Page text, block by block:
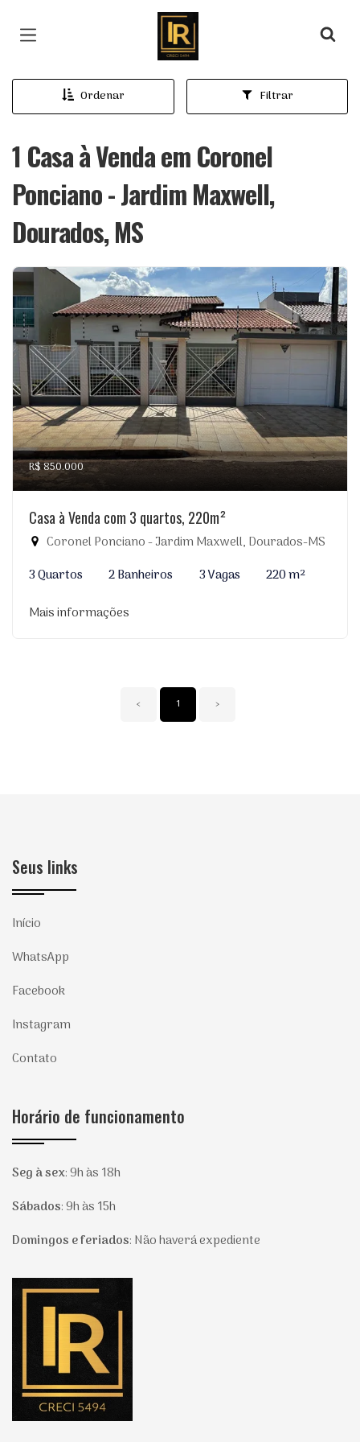
Página inicial
Ordenar Filtrar
1 Casa à Venda em Coronel
Ponciano - Jardim Maxwell,
Dourados, MS
R$ 850.000
Casa à Venda com 3 quartos, 220m²
Coronel Ponciano - Jardim Maxwell, Dourados-MS
3 Quartos
2 Banheiros 3 Vagas
220 m²
Mais informações
‹ 1 ›
Seus links
Início
WhatsApp
Facebook
Instagram
Contato
Horário de funcionamento
Seg à sex:9h às 18h
Sábados:9h às 15h
Domingos e feriados: Não haverá expediente
Página inicial